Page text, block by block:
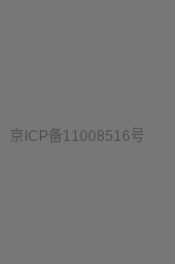
京ICP备11008516号